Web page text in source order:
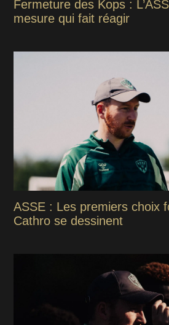
Fermeture des Kops :
mesure qui fait réagir
ASSE : Les premiers choix
Cathro se dessinent